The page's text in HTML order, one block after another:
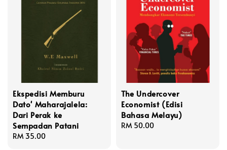
Ekspedisi Memburu
Dato' Maharajalela:
Dari Perak ke
Sempadan Patani
Regular
RM 35.00
The Undercover
Economist (Edisi
Bahasa Melayu)
Regular
RM 50.00